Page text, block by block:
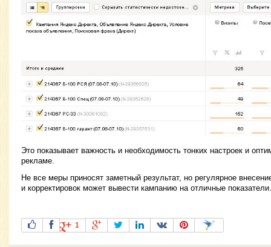
Это показывает важность и необходимость тонких настроек и
рекламе.
Не все меры приносят заметный результат, но регулярное
и корректировок может вывести кампанию на отличные показатели.
1